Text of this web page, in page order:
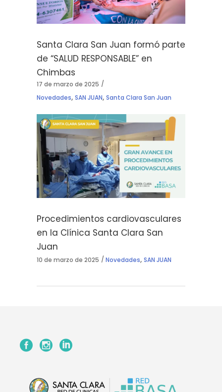
Santa Clara San Juan formó parte
de “SALUD RESPONSABLE” en
Chimbas
17 de marzo de 2025
Novedades, SAN JUAN, Santa Clara San Juan
Procedimientos cardiovasculares
en la Clínica Santa Clara San
Juan
10 de marzo de 2025 Novedades, SAN JUAN